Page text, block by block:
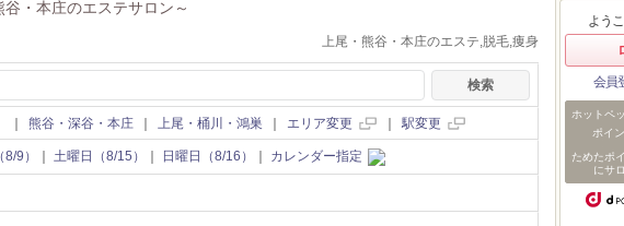
谷・本庄のエステサロン～
上尾・熊谷・本庄のエステ,脱毛,痩身
熊谷・深谷・本庄 上尾・桶川・鴻巣 エリア変更 駅変更
9） 土曜日（8/15） 日曜日（8/16） カレンダー指定
よう
会員
ホットペ
ポイ
ためたポ
にサ